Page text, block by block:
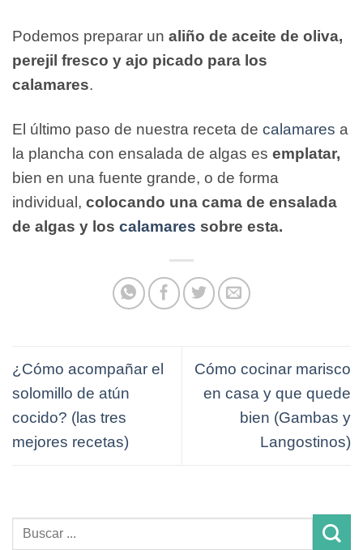
Podemos preparar un aliño de aceite de oliva,
perejil fresco y ajo picado para los
calamares.
El último paso de nuestra receta de calamares a
la plancha con ensalada de algas es emplatar,
bien en una fuente grande, o de forma
individual, colocando una cama de ensalada
de algas y los calamares sobre esta.
¿Cómo acompañar el
solomillo de atún
cocido? (las tres
mejores recetas)
Cómo cocinar marisco
en casa y que quede
bien (Gambas y
Langostinos)